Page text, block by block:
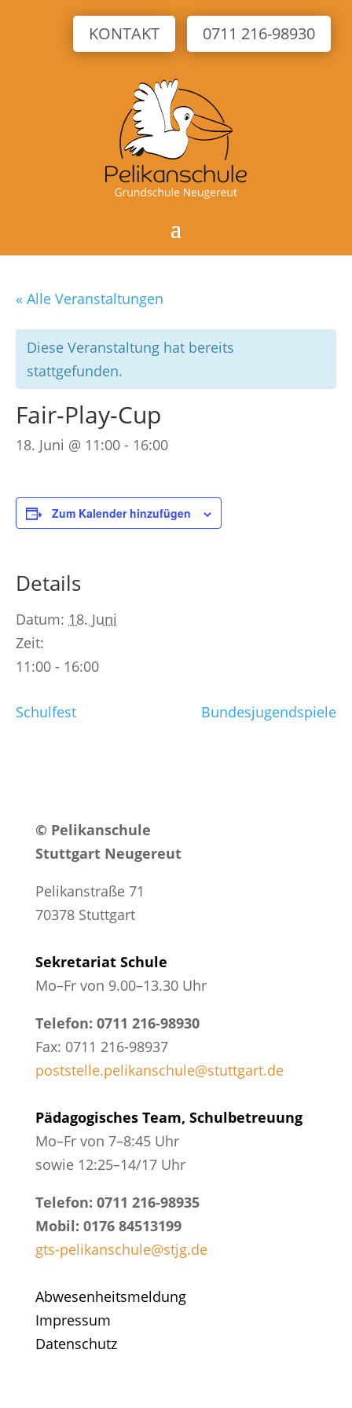
KONTAKT 0711 216-98930
« Alle Veranstaltungen
Diese Veranstaltung hat bereits
stattgefunden.
Fair-Play-Cup
18. Juni @ 11:00 - 16:00
Zum Kalender hinzufügen
Details
Datum: 18. Juni
Zeit:
11:00 - 16:00
Schulfest Bundesjugendspiele
© Pelikanschule
Stuttgart Neugereut
Pelikanstraße 71
70378 Stuttgart
Sekretariat Schule
Mo–Fr von 9.00–13.30 Uhr
Telefon: 0711 216-98930
Fax: 0711 216-98937
poststelle.pelikanschule@stuttgart.de
Pädagogisches Team, Schulbetreuung
Mo–Fr von 7–8:45 Uhr
sowie 12:25–14/17 Uhr
Telefon: 0711 216-98935
Mobil: 0176 84513199
gts-pelikanschule@stjg.de
Abwesenheitsmeldung
Impressum
Datenschutz